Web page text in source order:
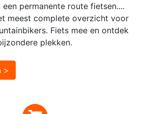
permanente route fietsen....
meest complete overzicht voor
Fiets mee en ontdek
plekken.
>